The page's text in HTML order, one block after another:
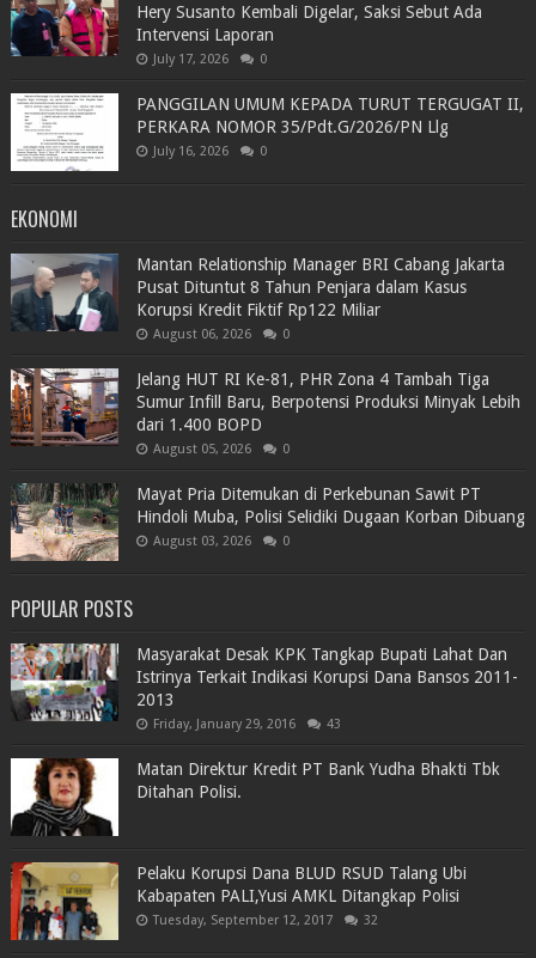
Hery Susanto Kembali Digelar, Saksi Sebut Ada
Intervensi Laporan
July 17, 2026 0
PANGGILAN UMUM KEPADA TURUT TERGUGAT II,
PERKARA NOMOR 35/Pdt.G/2026/PN Llg
July 16, 2026 0
EKONOMI
Mantan Relationship Manager BRI Cabang Jakarta
Pusat Dituntut 8 Tahun Penjara dalam Kasus
Korupsi Kredit Fiktif Rp122 Miliar
August 06, 2026 0
Jelang HUT RI Ke-81, PHR Zona 4 Tambah Tiga
Sumur Infill Baru, Berpotensi Produksi Minyak Lebih
dari 1.400 BOPD
August 05, 2026 0
Mayat Pria Ditemukan di Perkebunan Sawit PT
Hindoli Muba, Polisi Selidiki Dugaan Korban Dibuang
August 03, 2026 0
POPULAR POSTS
Masyarakat Desak KPK Tangkap Bupati Lahat Dan
Istrinya Terkait Indikasi Korupsi Dana Bansos 2011-
2013
Friday, January 29, 2016 43
Matan Direktur Kredit PT Bank Yudha Bhakti Tbk
Ditahan Polisi.
Pelaku Korupsi Dana BLUD RSUD Talang Ubi
Kabapaten PALI,Yusi AMKL Ditangkap Polisi
Tuesday, September 12, 2017 32